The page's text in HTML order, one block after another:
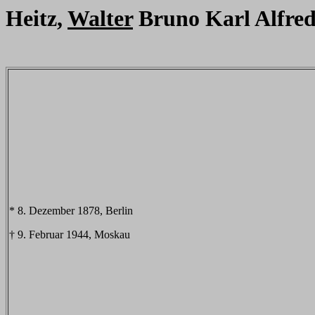
Heitz, WalterBruno Karl
* 8. Dezember 1878, Berlin
† 9. Februar 1944, Moskau